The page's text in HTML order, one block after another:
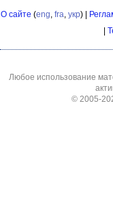
О сайте (eng, fra, укр) |
Любое использование
© 2005-